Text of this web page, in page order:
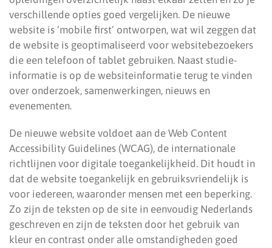
verschillende opties goed vergelijken. De nieuwe
website is ‘mobile first’ ontworpen, wat wil zeggen dat
de website is geoptimaliseerd voor websitebezoekers
die een telefoon of tablet gebruiken. Naast studie-
informatie is op de websiteinformatie terug te vinden
over onderzoek, samenwerkingen, nieuws en
evenementen.
De nieuwe website voldoet aan de Web Content
Accessibility Guidelines (WCAG), de internationale
richtlijnen voor digitale toegankelijkheid. Dit houdt in
dat de website toegankelijk en gebruiksvriendelijk is
voor iedereen, waaronder mensen met een beperking.
Zo zijn de teksten op de site in eenvoudig Nederlands
geschreven en zijn de teksten door het gebruik van
kleur en contrast onder alle omstandigheden goed